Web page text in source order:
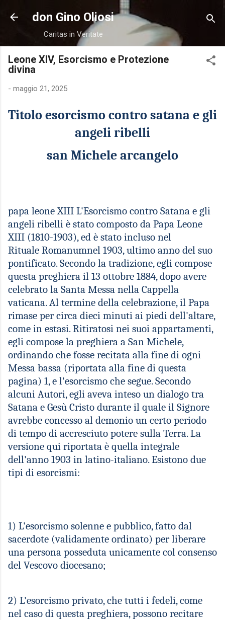
Passa ai contenuti principali
don Gino Oliosi
Caritas in Veritate
Leone XIV, Esorcismo e Protezione
divina
- maggio 21, 2025
Titolo esorcismo contro satana e gli
angeli ribelli
san Michele arcangelo
papa leone XIII L'Esorcismo contro Satana e gli
angeli ribelli è stato composto da Papa Leone
XIII (1810-1903), ed è stato incluso nel
Rituale Romanumnel 1903, ultimo anno del suo
pontificato. Secondo la tradizione, egli compose
questa preghiera il 13 ottobre 1884, dopo avere
celebrato la Santa Messa nella Cappella
vaticana. Al termine della celebrazione, il Papa
rimase per circa dieci minuti ai piedi dell'altare,
come in estasi. Ritiratosi nei suoi appartamenti,
egli compose la preghiera a San Michele,
ordinando che fosse recitata alla fine di ogni
Messa bassa (riportata alla fine di questa
pagina) 1, e l'esorcismo che segue. Secondo
alcuni Autori, egli aveva inteso un dialogo tra
Satana e Gesù Cristo durante il quale il Signore
avrebbe concesso al demonio un certo periodo
di tempo di accresciuto potere sulla Terra. La
versione qui riportata è quella integrale
dell'anno 1903 in latino-italiano. Esistono due
tipi di esorcismi:
1) L'esorcismo solenne e pubblico, fatto dal
sacerdote (validamente ordinato) per liberare
una persona posseduta unicamente col consenso
del Vescovo diocesano;
2) L'esorcismo privato, che tutti i fedeli, come
nel caso di questa preghiera, possono recitare